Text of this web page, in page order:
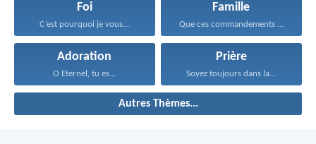
Foi
C’est pourquoi je vous...
Famille
Que ces commandements que...
Adoration
O Eternel, tu es...
Prière
Soyez toujours dans la...
Autres Thèmes...